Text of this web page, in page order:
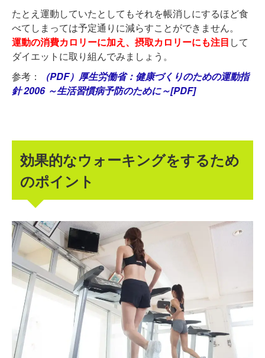
たとえ運動していたとしてもそれを帳消しにするほど食
べてしまっては予定通りに減らすことができません。
運動の消費カロリーに加え、摂取カロリーにも注目 して
ダイエットに取り組んでみましょう。
参考：
（PDF）厚生労働省：健康づくりのための運動指
針 2006 ～生活習慣病予防のために～[PDF]
効果的なウォーキングをするため
のポイント